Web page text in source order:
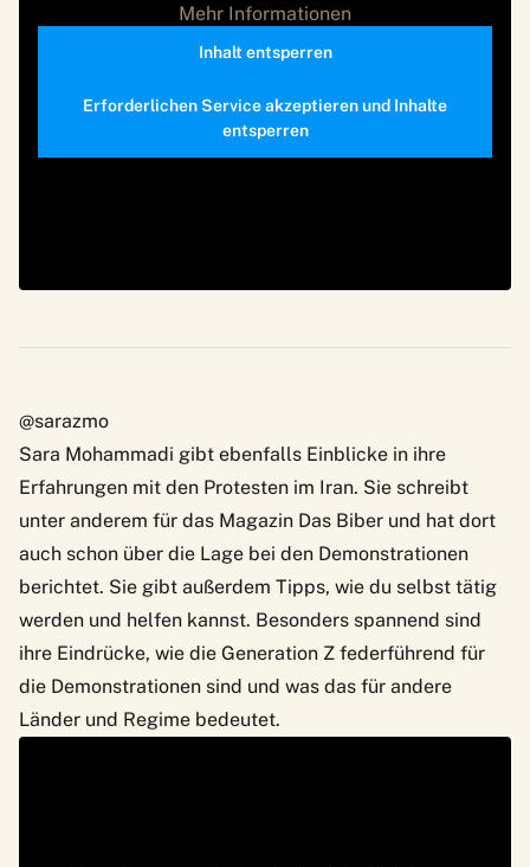
Mehr Informationen
Inhalt entsperren
Erforderlichen Service akzeptieren und Inhalte
entsperren
@sarazmo
Sara Mohammadi gibt ebenfalls Einblicke in ihre
Erfahrungen mit den Protesten im Iran. Sie schreibt
unter anderem für das Magazin Das Biber und hat dort
auch schon über die Lage bei den Demonstrationen
berichtet. Sie gibt außerdem Tipps, wie du selbst tätig
werden und helfen kannst. Besonders spannend sind
ihre Eindrücke, wie die Generation Z federführend für
die Demonstrationen sind und was das für andere
Länder und Regime bedeutet.